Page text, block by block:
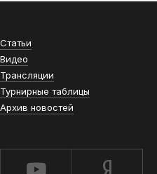
Статьи
Видео
Трансляции
Турнирные таблицы
Архив новостей